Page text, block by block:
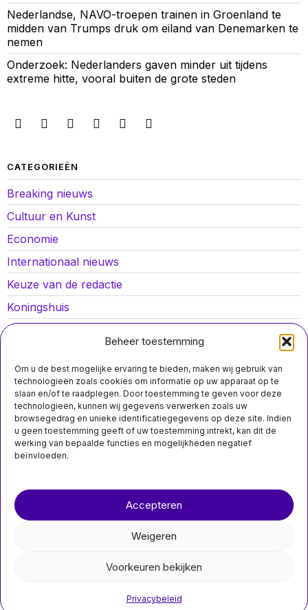
Beheer toestemming
Om u de best mogelijke ervaring te bieden, maken wij gebruik van
technologieën zoals cookies om informatie op uw apparaat op te
slaan en/of te raadplegen. Door toestemming te geven voor deze
technologieën, kunnen wij gegevens verwerken zoals uw
browsegedrag en unieke identificatiegegevens op deze site. Indien
u geen toestemming geeft of uw toestemming intrekt, kan dit de
werking van bepaalde functies en mogelijkheden negatief
beïnvloeden.
Accepteren
Weigeren
Voorkeuren bekijken
Privacybeleid
Nederlandse, NAVO-troepen trainen in Groenland te
midden van Trumps druk om eiland van Denemarken te
nemen
Onderzoek: Nederlanders gaven minder uit tijdens
extreme hitte, vooral buiten de grote steden
CATEGORIEËN
Breaking nieuws
Cultuur en Kunst
Economie
Internationaal nieuws
Keuze van de redactie
Koningshuis
Lokaal nieuws
Opinies
Politiek
Sport
nieuwsimpuls.online
nieuwsimpuls.online
MIS HET NIET
DNA bevestigt dat
“probleemwolf”
heeft gebeten
in verband werd